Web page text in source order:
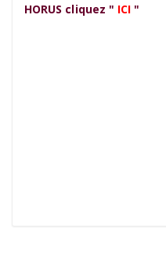
HORUS cliquez " ICI "